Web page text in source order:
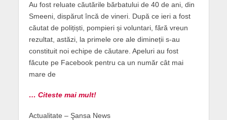
Au fost reluate căutările bărbatului de 40 de ani, din
Smeeni, dispărut încă de vineri. După ce ieri a fost
căutat de polițiști, pompieri și voluntari, fără vreun
rezultat, astăzi, la primele ore ale dimineții s-au
constituit noi echipe de căutare. Apeluri au fost
făcute pe Facebook pentru ca un număr cât mai
mare de
… Citeste mai mult!
Actualitate – Şansa News